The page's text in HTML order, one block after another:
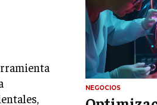
GESTIÓN DE LA
CLIENTE
PROYECTOS
GESTIÓN DE
GESTIÓN DE
NEGOCIOS